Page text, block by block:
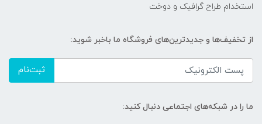
استخدام طراح گرافیک و دوخت
از تخفیف‌ها و جدیدترین‌های فروشگاه ما باخبر شوید:
ثبت‌نام
ما را در شبکه‌های اجتماعی دنبال کنید: